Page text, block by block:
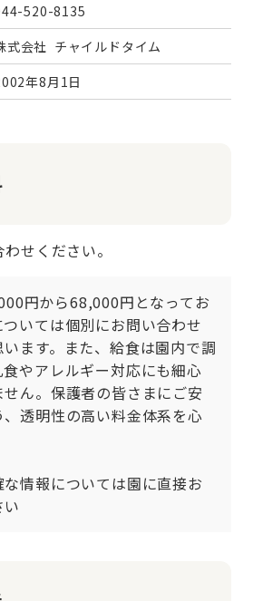
520-8135
式会社  チャイルドタイム
年8月1日
せください。
円から68,000円となってお
いては個別にお問い合わせ
ます。また、給食は園内で調
やアレルギー対応にも細心
ん。保護者の皆さまにご安
透明性の高い料金体系を心
情報については園に直接お